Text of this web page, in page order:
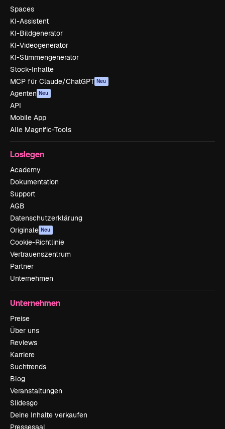
Spaces
KI-Assistent
KI-Bildgenerator
KI-Videogenerator
KI-Stimmengenerator
Stock-Inhalte
MCP für Claude/ChatGPT Neu
Agenten Neu
API
Mobile App
Alle Magnific-Tools
Loslegen
Academy
Dokumentation
Support
AGB
Datenschutzerklärung
Originale Neu
Cookie-Richtlinie
Vertrauenszentrum
Partner
Unternehmen
Unternehmen
Preise
Über uns
Reviews
Karriere
Suchtrends
Blog
Veranstaltungen
Slidesgo
Deine Inhalte verkaufen
Pressesaal